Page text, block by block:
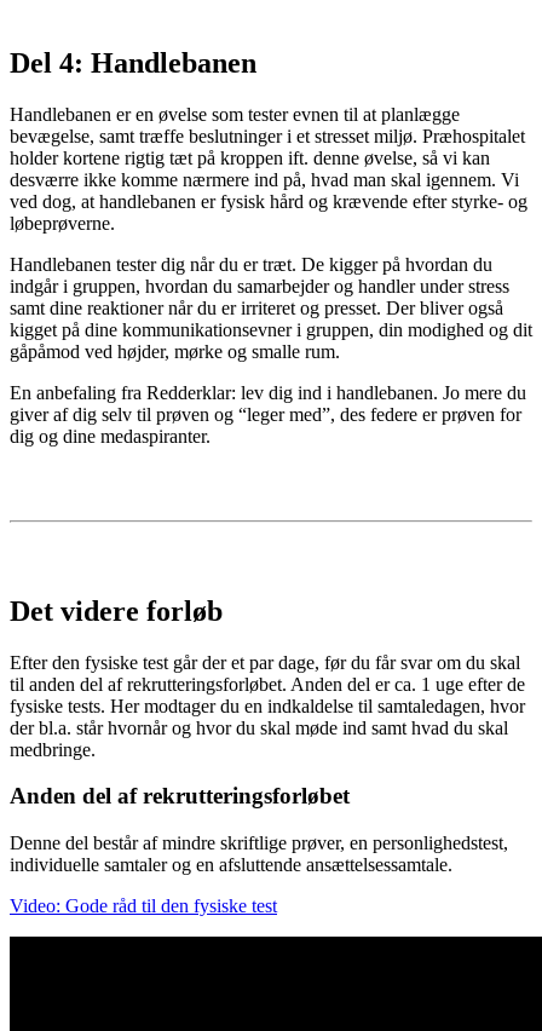
Del 4: Handlebanen
Handlebanen er en øvelse som tester evnen til at planlægge
bevægelse, samt træffe beslutninger i et stresset miljø. Præhospitalet
holder kortene rigtig tæt på kroppen ift. denne øvelse, så vi kan
desværre ikke komme nærmere ind på, hvad man skal igennem. Vi
ved dog, at handlebanen er fysisk hård og krævende efter styrke- og
løbeprøverne.
Handlebanen tester dig når du er træt. De kigger på hvordan du
indgår i gruppen, hvordan du samarbejder og handler under stress
samt dine reaktioner når du er irriteret og presset. Der bliver også
kigget på dine kommunikationsevner i gruppen, din modighed og dit
gåpåmod ved højder, mørke og smalle rum.
En anbefaling fra Redderklar: lev dig ind i handlebanen. Jo mere du
giver af dig selv til prøven og “leger med”, des federe er prøven for
dig og dine medaspiranter.
Det videre forløb
Efter den fysiske test går der et par dage, før du får svar om du skal
til anden del af rekrutteringsforløbet. Anden del er ca. 1 uge efter de
fysiske tests. Her modtager du en indkaldelse til samtaledagen, hvor
der bl.a. står hvornår og hvor du skal møde ind samt hvad du skal
medbringe.
Anden del af rekrutteringsforløbet
Denne del består af mindre skriftlige prøver, en personlighedstest,
individuelle samtaler og en afsluttende ansættelsessamtale.
Video: Gode råd til den fysiske test